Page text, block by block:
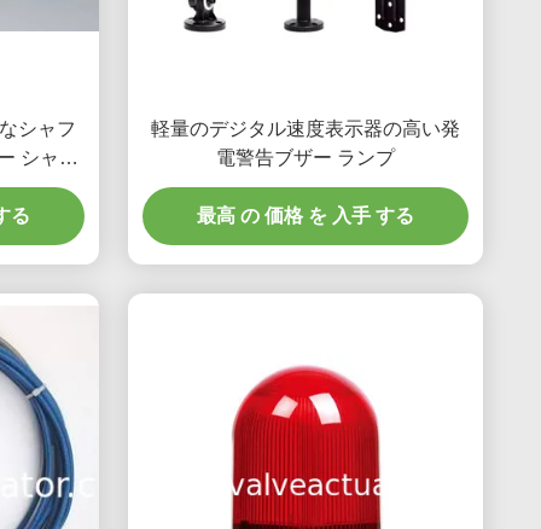
シャフ
シャフ
る
軽量のデジタル速度表示器の高い発
電警告ブザー ランプ
最高 の 価格 を 入手 する